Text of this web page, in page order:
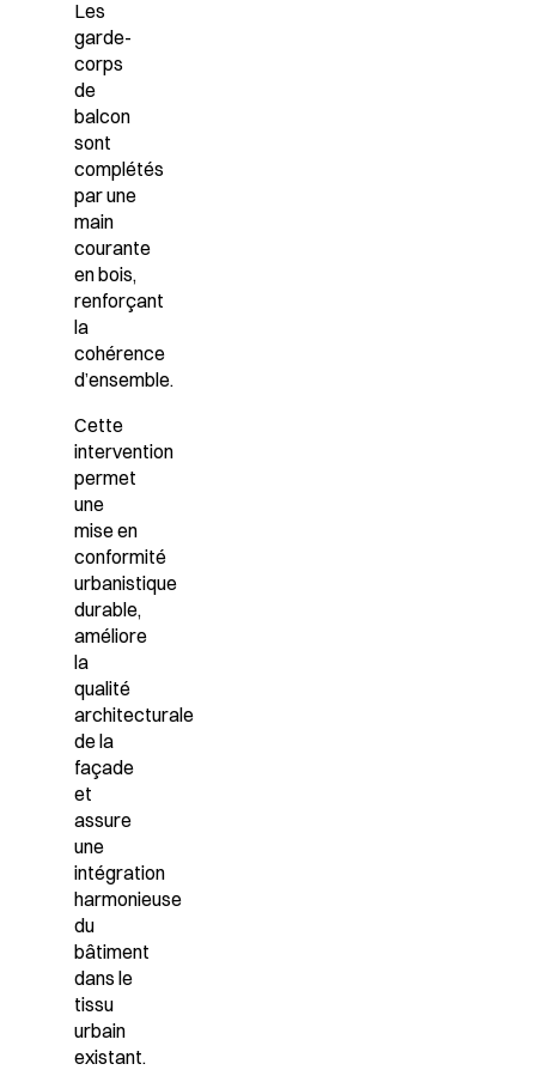
Les
garde-
corps
de
balcon
sont
complétés
par une
main
courante
en bois,
renforçant
la
cohérence
d’ensemble.
Cette
intervention
permet
une
mise en
conformité
urbanistique
durable,
améliore
la
qualité
architecturale
de la
façade
et
assure
une
intégration
harmonieuse
du
bâtiment
dans le
tissu
urbain
existant.